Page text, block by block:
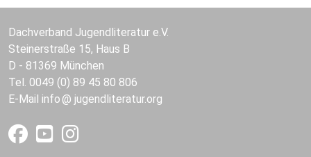
Dachverband Jugendliteratur e.V.
Steinerstraße 15, Haus B
D - 81369 München
Tel. 0049 (0) 89 45 80 806
E-Mail info jugendliteratur.org